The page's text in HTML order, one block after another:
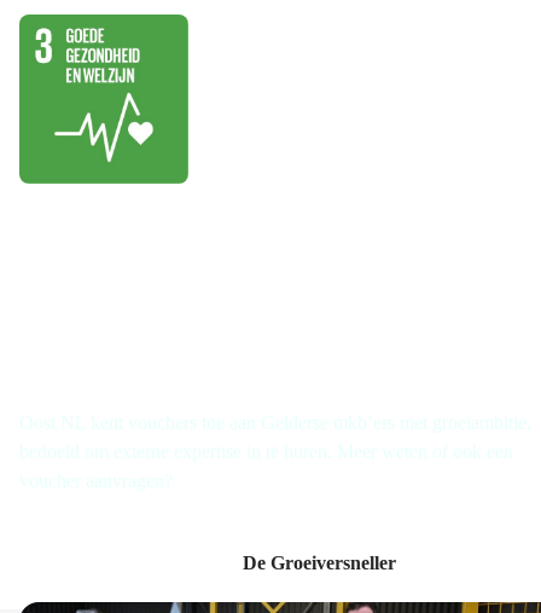
Oost NL kent vouchers toe aan Gelderse mkb’ers met groeiambitie,
bedoeld om externe expertise in te huren. Meer weten of ook een
voucher aanvragen?
De Groeiversneller